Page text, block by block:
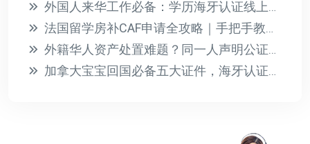
外国人来华工作必备：学历海牙认证线上办理全攻略
法国留学房补CAF申请全攻略｜手把手教你拿每月300€补助
外籍华人资产处置难题？同一人声明公证一站式解决身份认证
加拿大宝宝回国必备五大证件，海牙认证与护照办理全攻略